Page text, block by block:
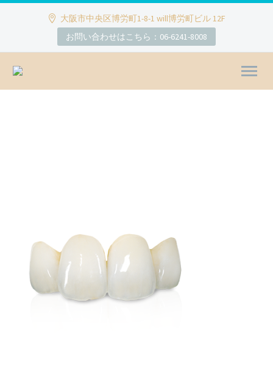
大阪市中央区博労町1-8-1 will博労町ビル 12F
お問い合わせはこちら：06-6241-8008